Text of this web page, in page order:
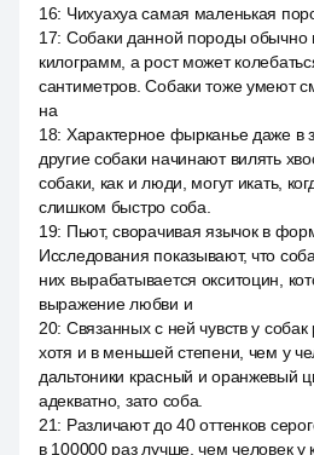
16: Чихуахуа самая маленькая
17: Собаки данной породы обычно
килограмм, а рост может
сантиметров. Собаки тоже умеют
на
18: Характерное фырканье даже в
другие собаки начинают вилять
собаки, как и люди, могут икать,
слишком быстро соба.
19: Пьют, сворачивая язычок в
Исследования показывают, что
них вырабатывается окситоцин,
выражение любви и
20: Связанных с ней чувств у собак
хотя и в меньшей степени, чем у
дальтоники красный и оранжевый
адекватно, зато соба.
21: Различают до 40 оттенков
в 100000 раз лучше, чем человек у